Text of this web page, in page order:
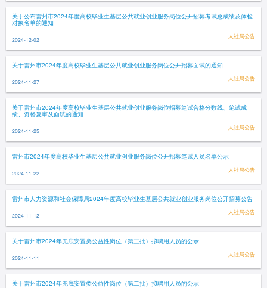
关于公布雷州市2024年度高校毕业生基层公共就业创业服务岗位公开招募考试总成绩及体检
对象名单的通知
2024-12-02 人社局公告
关于雷州市2024年度高校毕业生基层公共就业创业服务岗位公开招募面试的通知
2024-11-27 人社局公告
关于雷州市2024年度高校毕业生基层公共就业创业服务岗位招募笔试合格分数线、笔试成
绩、资格复审及面试的通知
2024-11-25 人社局公告
雷州市2024年度高校毕业生基层公共就业创业服务岗位公开招募笔试人员名单公示
2024-11-22 人社局公告
雷州市人力资源和社会保障局2024年度高校毕业生基层公共就业创业服务岗位公开招募公告
2024-11-12 人社局公告
关于雷州市2024年兜底安置类公益性岗位（第三批）拟聘用人员的公示
2024-11-11 人社局公告
关于雷州市2024年兜底安置类公益性岗位（第二批）拟聘用人员的公示